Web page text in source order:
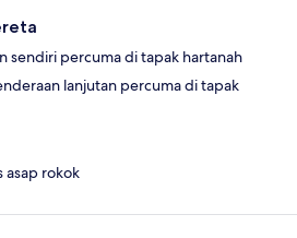
sendiri percuma di tapak hartanah
lanjutan percuma di tapak
asap rokok